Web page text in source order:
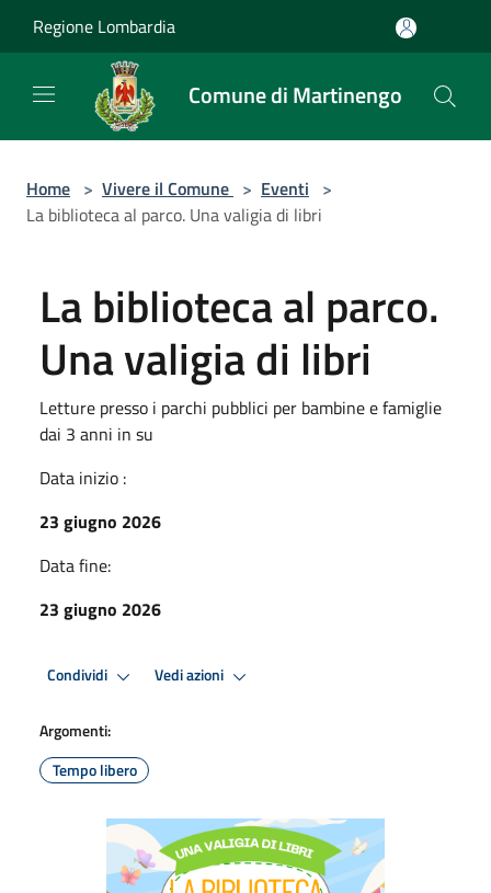
Regione Lombardia
Comune di Martinengo
Home > Vivere il Comune > Eventi >
La biblioteca al parco. Una valigia di libri
La biblioteca al parco.
Una valigia di libri
Letture presso i parchi pubblici per bambine e famiglie
dai 3 anni in su
Data inizio :
23 giugno 2026
Data fine:
23 giugno 2026
Condividi Vedi azioni
Argomenti:
Tempo libero